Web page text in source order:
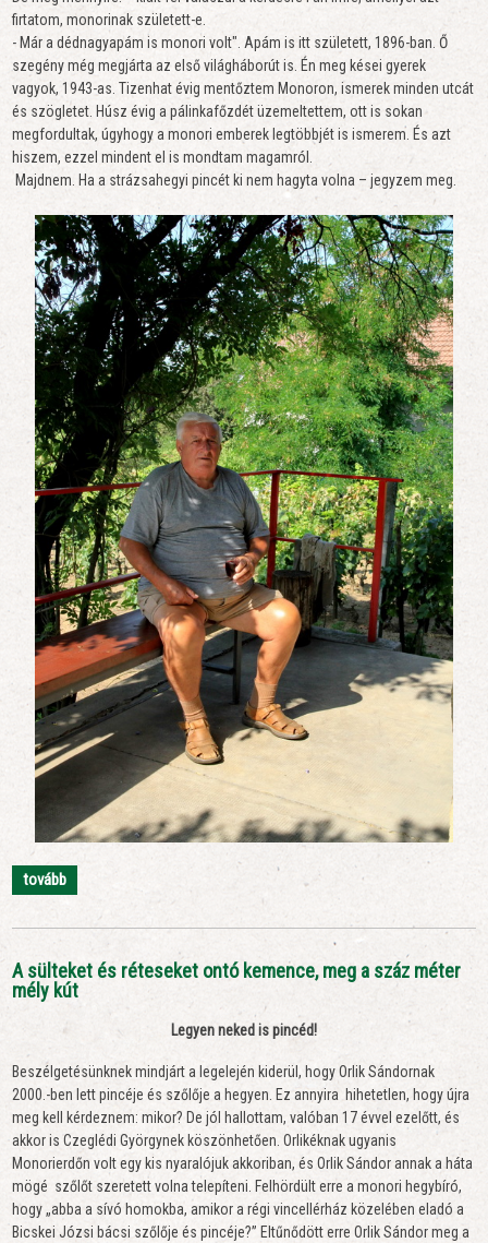
firtatom, monorinak született-e.
- Már a dédnagyapám is monori volt". Apám is itt született, 1896-ban. Ő
szegény még megjárta az első világháborút is. Én meg kései gyerek
vagyok, 1943-as. Tizenhat évig mentőztem Monoron, ismerek minden utcát
és szögletet. Húsz évig a pálinkafőzdét üzemeltettem, ott is sokan
megfordultak, úgyhogy a monori emberek legtöbbjét is ismerem. És azt
hiszem, ezzel mindent el is mondtam magamról.
Majdnem. Ha a strázsahegyi pincét ki nem hagyta volna – jegyzem meg.
tovább
A sülteket és réteseket ontó kemence, meg a száz méter
mély kút
Legyen neked is pincéd!
Beszélgetésünknek mindjárt a legelején kiderül, hogy Orlik Sándornak
2000.-ben lett pincéje és szőlője a hegyen. Ez annyira hihetetlen, hogy újra
meg kell kérdeznem: mikor? De jól hallottam, valóban 17 évvel ezelőtt, és
akkor is Czeglédi Györgynek köszönhetően. Orlikéknak ugyanis
Monorierdőn volt egy kis nyaralójuk akkoriban, és Orlik Sándor annak a háta
mögé szőlőt szeretett volna telepíteni. Felhördült erre a monori hegybíró,
hogy „abba a sívó homokba, amikor a régi vincellérház közelében eladó a
Bicskei Józsi bácsi szőlője és pincéje?” Eltűnődött erre Orlik Sándor meg a